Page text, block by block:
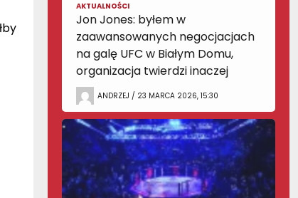
AKTUALNOŚCI
Jon Jones: byłem w
zaawansowanych negocjacjach
na galę UFC w Białym Domu,
organizacja twierdzi inaczej
ANDRZEJ / 23 MARCA 2026, 15:30